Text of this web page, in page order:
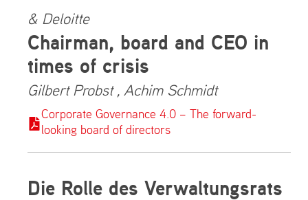
& Deloitte
Chairman, board and CEO in
times of crisis
Gilbert Probst , Achim Schmidt
Corporate Governance 4.0 – The forward-
looking board of directors
Die Rolle des Verwaltungsrats